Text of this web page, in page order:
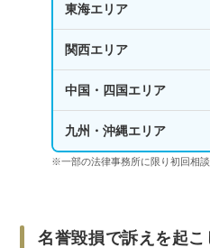
東海エリア
関西エリア
中国・四国エリア
九州・沖縄エリア
※一部の法律事務所に限り初回相
名誉毀損で訴えを起こ